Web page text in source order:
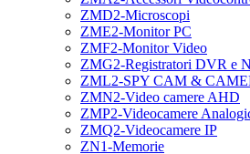
ZMD2-Microscopi
ZME2-Monitor PC
ZMF2-Monitor Video
ZMG2-Registratori DVR e
ZML2-SPY CAM &
ZMN2-Video camere AHD
ZMP2-Videocamere
ZMQ2-Videocamere IP
ZN1-Memorie